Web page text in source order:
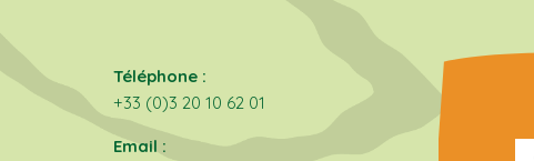
Téléphone :
+33 (0)3 20 10 62 01
Email :